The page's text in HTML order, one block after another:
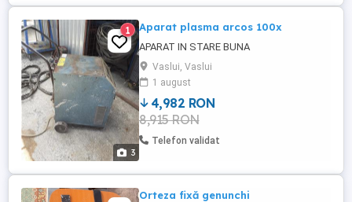
3
1 Aparat plasma arcos 100x
APARAT IN STARE BUNA
Vaslui, Vaslui
1 august
4,982 RON
8,915 RON
Telefon validat
Orteza fixă genunchi